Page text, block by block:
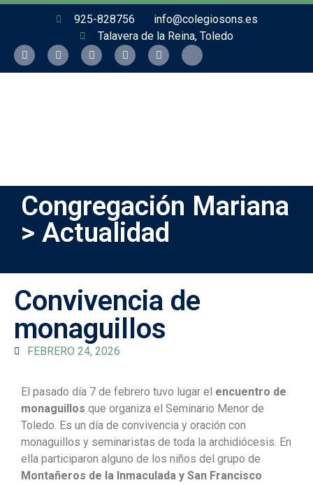
925-828756
info@colegiosons.es
Talavera de la Reina, Toledo
Congregación Mariana
> Actualidad
Convivencia de
monaguillos
FEBRERO 24, 2026
El pasado día 7 de febrero tuvo lugar el encuentro de
monaguillos que organiza el Seminario Menor de
Toledo. Es un día de convivencia y oración con
monaguillos y seminaristas de toda la archidiócesis. En
ella participaron alguno de los niños del grupo de
Montañeros de la Inmaculada y San Francisco